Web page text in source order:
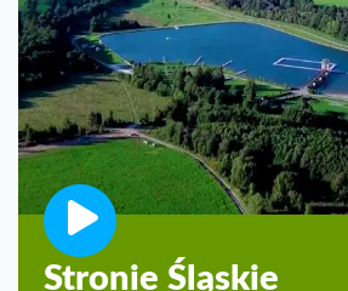
Stronie Śląskie